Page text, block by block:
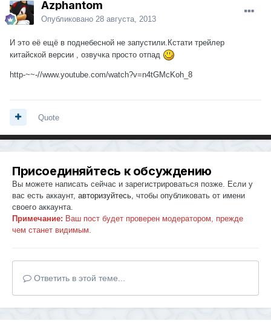
Azphantom
Опубликовано 28 августа, 2013
И это её ещё в поднебесной не запустили.Кстати трейлер
китайской версии , озвучка просто отпад
http-~~-//www.youtube.com/watch?v=n4tGMcKoh_8
Quote
Присоединяйтесь к обсуждению
Вы можете написать сейчас и зарегистрироваться позже. Если у
вас есть аккаунт, авторизуйтесь , чтобы опубликовать от имени
своего аккаунта.
Примечание: Ваш пост будет проверен модератором, прежде
чем станет видимым.
Ответить в этой теме...